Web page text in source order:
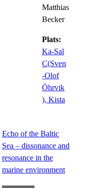
Matthias
Becker
Plats:
Ka-Sal
C(Sven
-Olof
Öhrvik
), Kista
Echo of the Baltic
Sea – dissonance and
resonance in the
marine environment